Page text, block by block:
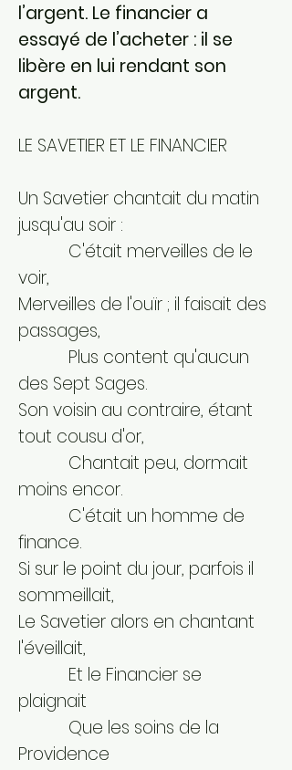
l’argent. Le financier a
essayé de l’acheter : il se
libère en lui rendant son
argent.
LE SAVETIER ET LE FINANCIER
Un Savetier chantait du matin
jusqu'au soir :
C'était merveilles de le
voir,
Merveilles de l'ouïr ; il faisait des
passages,
Plus content qu'aucun
des Sept Sages.
Son voisin au contraire, étant
tout cousu d'or,
Chantait peu, dormait
moins encor.
C'était un homme de
finance.
Si sur le point du jour, parfois il
sommeillait,
Le Savetier alors en chantant
l'éveillait,
Et le Financier se
plaignait
Que les soins de la
Providence